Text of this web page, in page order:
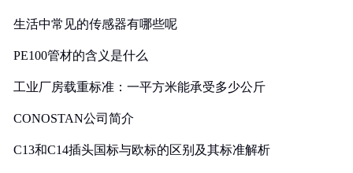
生活中常见的传感器有哪些呢
PE100管材的含义是什么
工业厂房载重标准：一平方米能承受多少公斤
CONOSTAN公司简介
C13和C14插头国标与欧标的区别及其标准解析